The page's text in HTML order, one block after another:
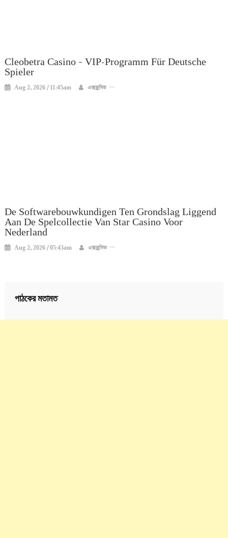
Cleobetra Casino – VIP-Programm Für Deutsche
Spieler
Aug 2, 2026 / 11:45am এক্সক্লুসিভ
De Softwarebouwkundigen Ten Grondslag Liggend
Aan De Spelcollectie Van Star Casino Voor
Nederland
Aug 2, 2026 / 05:43am এক্সক্লুসিভ
পাঠকের মতামত